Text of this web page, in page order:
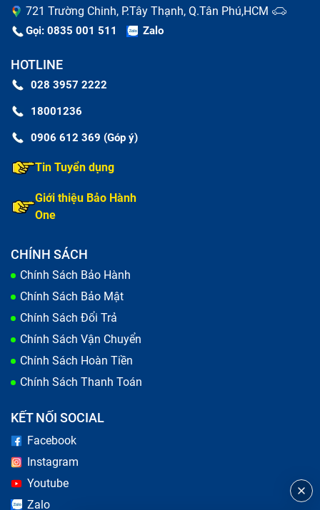
721 Trường Chinh, P.Tây Thạnh, Q.Tân Phú,HCM
Gọi: 0835 001 511 Zalo
HOTLINE
028 3957 2222
18001236
0906 612 369 (Góp ý)
Tin Tuyển dụng
Giới thiệu Bảo Hành
One
CHÍNH SÁCH
Chính Sách Bảo Hành
Chính Sách Bảo Mật
Chính Sách Đổi Trả
Chính Sách Vận Chuyển
Chính Sách Hoàn Tiền
Chính Sách Thanh Toán
KẾT NỐI SOCIAL
Facebook
Instagram
Youtube
Zalo